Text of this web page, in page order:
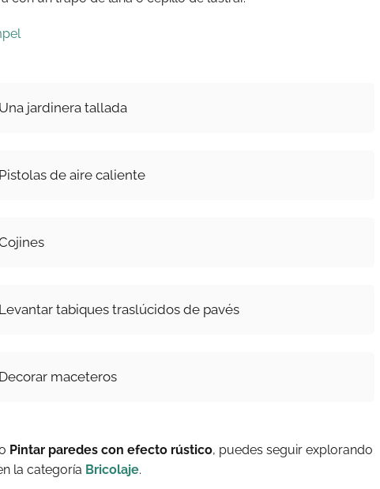
Una jardinera tallada
Pistolas de aire caliente
Levantar tabiques traslúcidos de pavés
Decorar maceteros
Pintar paredes con efecto rústico, puedes seguir explorando
la categoría Bricolaje.